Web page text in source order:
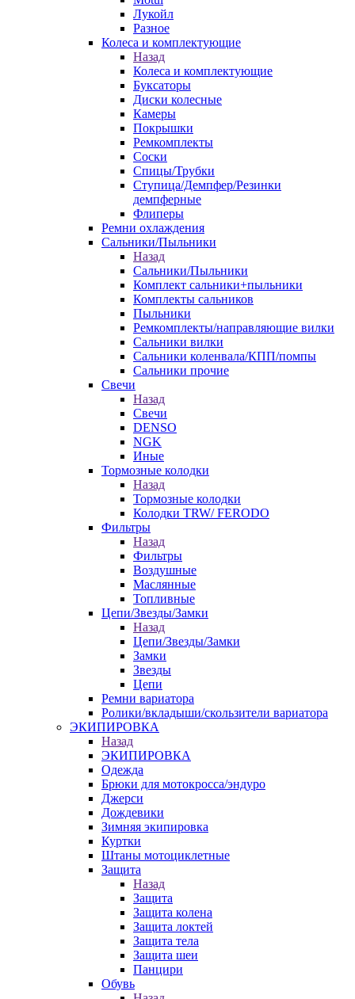
Лукойл
Разное
Колеса и комплектующие
Назад
Колеса и комплектующие
Буксаторы
Диски колесные
Камеры
Покрышки
Ремкомплекты
Соски
Спицы/Трубки
Ступица/Демпфер/Резинки
демпферные
Флиперы
Ремни охлаждения
Сальники/Пыльники
Назад
Сальники/Пыльники
Комплект сальники+пыльники
Комплекты сальников
Пыльники
Ремкомплекты/направляющие вилки
Сальники вилки
Сальники коленвала/КПП/помпы
Сальники прочие
Свечи
Назад
Свечи
DENSO
NGK
Иные
Тормозные колодки
Назад
Тормозные колодки
Колодки TRW/ FERODO
Фильтры
Назад
Фильтры
Воздушные
Маслянные
Топливные
Цепи/Звезды/Замки
Назад
Цепи/Звезды/Замки
Замки
Звезды
Цепи
Ремни вариатора
Ролики/вкладыши/скользители вариатора
ЭКИПИРОВКА
Назад
ЭКИПИРОВКА
Одежда
Брюки для мотокросса/эндуро
Джерси
Дождевики
Зимняя экипировка
Куртки
Штаны мотоциклетные
Защита
Назад
Защита
Защита колена
Защита локтей
Защита тела
Защита шеи
Панцири
Обувь